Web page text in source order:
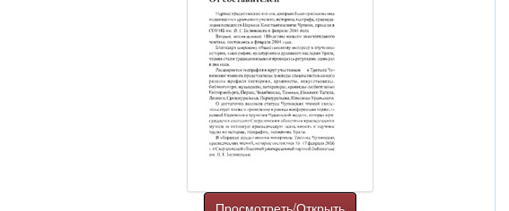
Просмотреть/Открыть